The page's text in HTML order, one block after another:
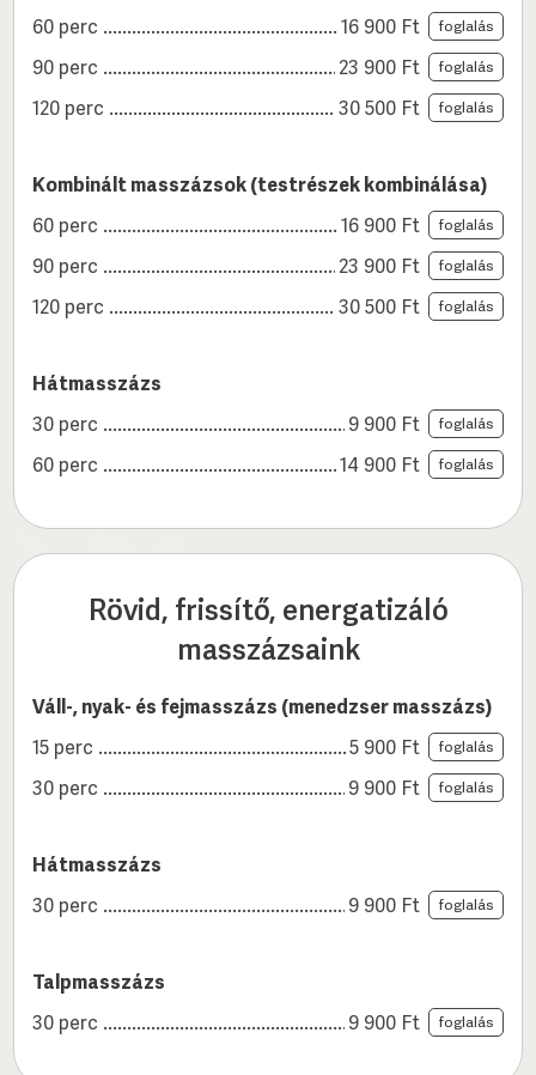
60 perc
16 900 Ft foglalás
90 perc 23 900 Ft foglalás
120 perc 30 500 Ft foglalás
Kombinált masszázsok (testrészek kombinálása)
60 perc
16 900 Ft foglalás
90 perc 23 900 Ft foglalás
120 perc 30 500 Ft foglalás
Hátmasszázs
30 perc
9 900 Ft foglalás
60 perc 14 900 Ft foglalás
Rövid, frissítő, energatizáló
masszázsaink
Váll-, nyak- és fejmasszázs (menedzser masszázs)
15 perc
5 900 Ft foglalás
30 perc 9 900 Ft foglalás
Hátmasszázs
30 perc
9 900 Ft foglalás
Talpmasszázs
30 perc
9 900 Ft foglalás